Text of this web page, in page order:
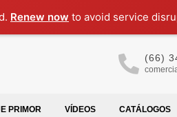
Renew now to avoid service
(66)
PRIMOR VÍDEOS CATÁLOGOS